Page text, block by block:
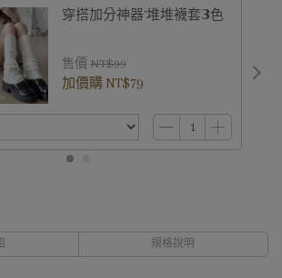
穿搭加分神器‘堆堆襪套𝟯色
售價 NT$99
加價購 NT$79
規格說明